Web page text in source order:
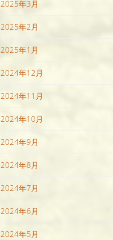
2025年3月
2025年2月
2025年1月
2024年12月
2024年11月
2024年10月
2024年9月
2024年8月
2024年7月
2024年6月
2024年5月